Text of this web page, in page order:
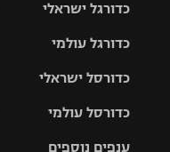
כדורגל ישראלי
גביע הטוטו
כדורגל עולמי
האלופות
כדורסל ישראלי
סל
כדורסל עולמי
ענפים נוספים